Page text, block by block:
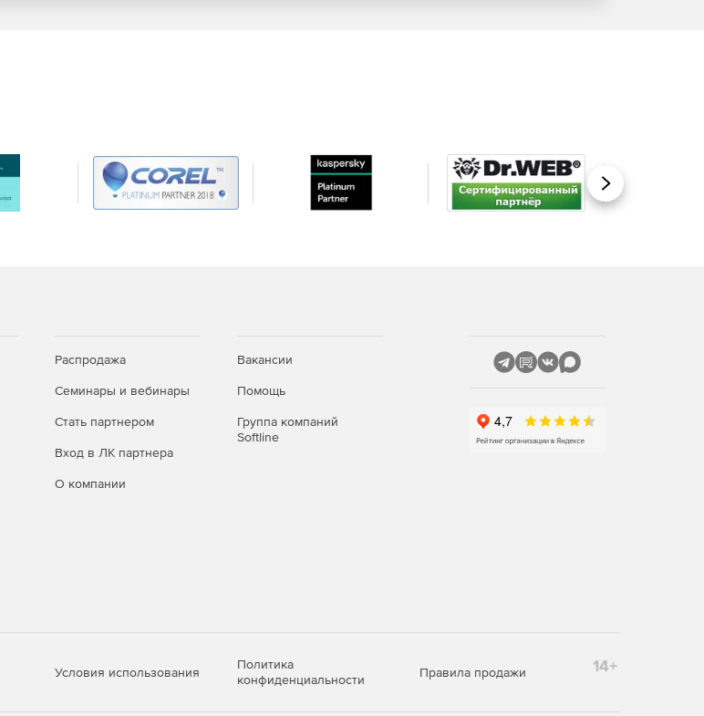
Вперед
Распродажа
Семинары и вебинары
Стать партнером
Вход в ЛК партнера
О компании
Вакансии
Помощь
Группа компаний
Softline
Условия использования
Политика
конфиденциальности
Правила продажи 14+